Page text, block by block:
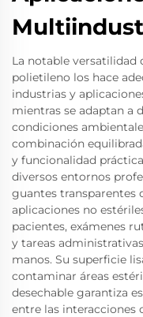
La notable versatilidad
polietileno los hace
industrias y
mientras se adaptan a
condiciones
combinación
y funcionalidad
diversos entornos
guantes transparentes
aplicaciones no
pacientes, exámenes
y tareas
manos. Su superficie
contaminar áreas
desechable garantiza
entre las interacciones